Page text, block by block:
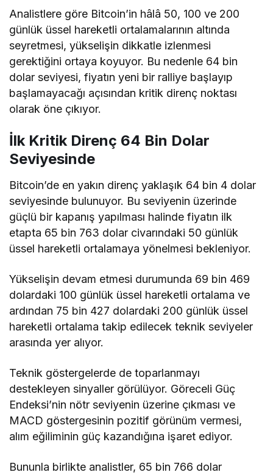
Analistlere göre Bitcoin’in hâlâ 50, 100 ve 200
günlük üssel hareketli ortalamalarının altında
seyretmesi, yükselişin dikkatle izlenmesi
gerektiğini ortaya koyuyor. Bu nedenle 64 bin
dolar seviyesi, fiyatın yeni bir ralliye başlayıp
başlamayacağı açısından kritik direnç noktası
olarak öne çıkıyor.
İlk Kritik Direnç 64 Bin Dolar
Seviyesinde
Bitcoin’de en yakın direnç yaklaşık 64 bin 4 dolar
seviyesinde bulunuyor. Bu seviyenin üzerinde
güçlü bir kapanış yapılması halinde fiyatın ilk
etapta 65 bin 763 dolar civarındaki 50 günlük
üssel hareketli ortalamaya yönelmesi bekleniyor.
Yükselişin devam etmesi durumunda 69 bin 469
dolardaki 100 günlük üssel hareketli ortalama ve
ardından 75 bin 427 dolardaki 200 günlük üssel
hareketli ortalama takip edilecek teknik seviyeler
arasında yer alıyor.
Teknik göstergelerde de toparlanmayı
destekleyen sinyaller görülüyor. Göreceli Güç
Endeksi’nin nötr seviyenin üzerine çıkması ve
MACD göstergesinin pozitif görünüm vermesi,
alım eğiliminin güç kazandığına işaret ediyor.
Bununla birlikte analistler, 65 bin 766 dolar